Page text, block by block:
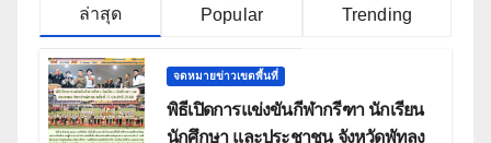
ล่าสุด Popular Trending
จดหมายข่าวเขตพื้นที่
พิธีเปิดการแข่งขันกีฬากรีฑา นักเรียน
นักศึกษา และประชาชน จังหวัดพัทลุง